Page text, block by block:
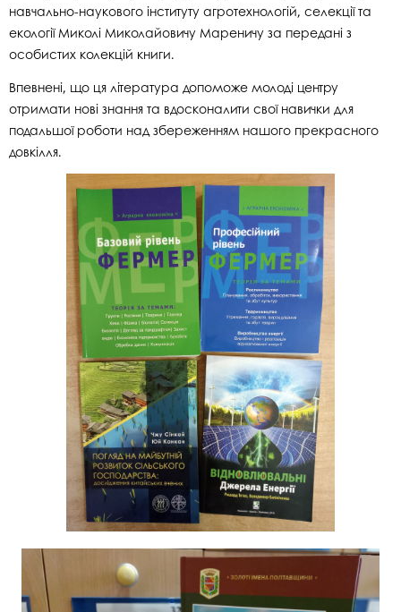
навчально-наукового інституту агротехнологій, селекції та
екології Миколі Миколайовичу Мареничу за передані з
особистих колекцій книги.
Впевнені, що ця література допоможе молоді центру
отримати нові знання та вдосконалити свої навички для
подальшої роботи над збереженням нашого прекрасного
довкілля.